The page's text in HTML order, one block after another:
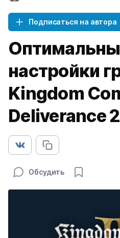
Подписаться на автора
настройки
Kingdom
Deliverance 2
Обсудить